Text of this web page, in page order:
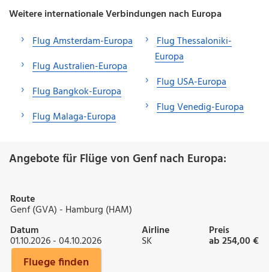
Weitere internationale Verbindungen nach Europa
Flug Amsterdam-Europa
Flug Australien-Europa
Flug Bangkok-Europa
Flug Malaga-Europa
Flug Thessaloniki-
Europa
Flug USA-Europa
Flug Venedig-Europa
Angebote für Flüge von Genf nach Europa:
Route
Genf (GVA) - Hamburg (HAM)
Datum
01.10.2026 - 04.10.2026
Airline
SK
Preis
ab 254,00 €
Fluege finden